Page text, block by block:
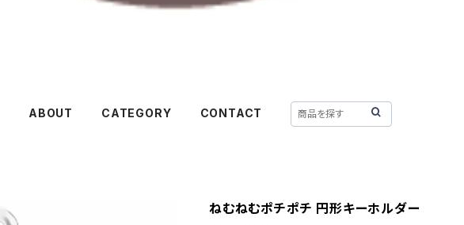
ABOUT CATEGORY CONTACT
ねむねむポチポチ 円形キーホルダー